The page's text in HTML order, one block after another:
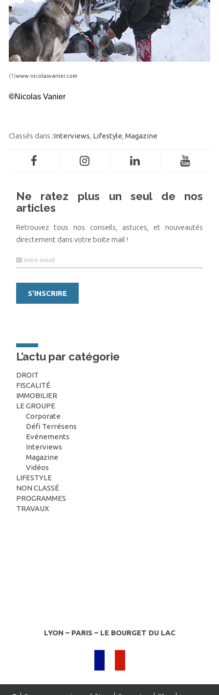
(1)www.nicolasvanier.com
©Nicolas Vanier
Classés dans :Interviews Lifestyle Magazine
Ne ratez plus un seul de nos
articles
Retrouvez tous nos conseils, astuces, et nouveautés
directement dans votre boite mail !
L’actu par catégorie
DROIT
FISCALITÉ
IMMOBILIER
LE GROUPE
Corporate
Défi Terrésens
Evénements
Interviews
Magazine
Vidéos
LIFESTYLE
NON CLASSÉ
PROGRAMMES
TRAVAUX
LYON – PARIS – LE BOURGET DU LAC